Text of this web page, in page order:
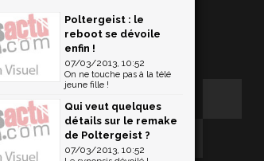
Poltergeist : le
reboot se dévoile
enfin !
07/03/2013, 10:52
On ne touche pas à la télé
jeune fille !
Qui veut quelques
détails sur le remake
de Poltergeist ?
07/03/2013, 10:52